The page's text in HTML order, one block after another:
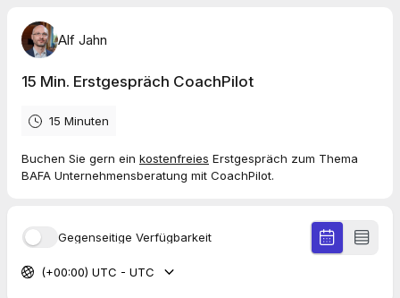
Alf Jahn
15 Min. Erstgespräch CoachPilot
15 Minuten
Buchen Sie gern ein kostenfreies Erstgespräch zum Thema
BAFA Unternehmensberatung mit CoachPilot.
Gegenseitige Verfügbarkeit
(+00:00) UTC - UTC